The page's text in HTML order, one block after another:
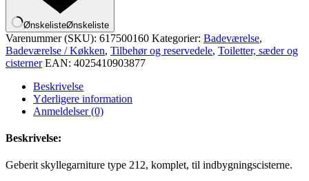
ØnskelisteØnskeliste
Varenummer (SKU): 617500160 Kategorier: Badeværelse,
Badeværelse / Køkken, Tilbehør og reservedele, Toiletter, sæder og
cisterner EAN: 4025410903877
Beskrivelse
Yderligere information
Anmeldelser (0)
Beskrivelse:
Geberit skyllegarniture type 212, komplet, til indbygningscisterne.